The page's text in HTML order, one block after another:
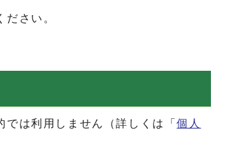
さい。
では利用しません（詳しくは「個人